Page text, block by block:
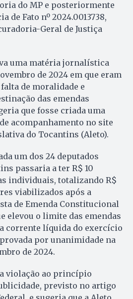
do MP e posteriormente
de Fato nº 2024.0013738,
Geral de Justiça
uma matéria jornalística
de 2024 em que eram
de moralidade e
das emendas
que fosse criada uma
acompanhamento no site
do Tocantins (Aleto).
um dos 24 deputados
passaria a ter R$ 10
individuais, totalizando R$
viabilizados após a
de Emenda Constitucional
elevou o limite das emendas
corrente líquida do exercício
por unanimidade na
de 2024.
violação ao princípio
previsto no artigo